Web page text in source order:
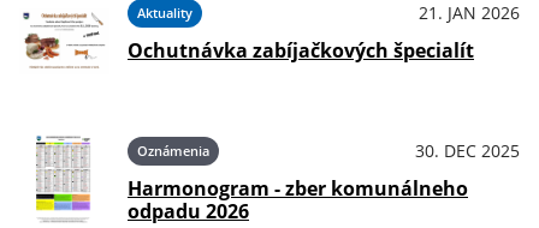
Aktuality 21. JAN 2026
Ochutnávka zabíjačkových špecialít
Oznámenia 30. DEC 2025
Harmonogram - zber komunálneho
odpadu 2026